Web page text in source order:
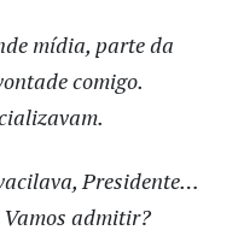
mídia, parte da
comigo.
Presidente…
Vamos admitir?